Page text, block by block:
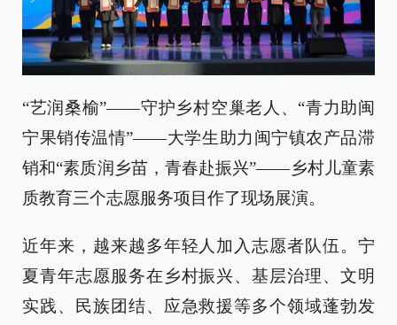
“艺润桑榆”——守护乡村空巢老人、“青力助闽
宁果销传温情”——大学生助力闽宁镇农产品滞
销和“素质润乡苗，青春赴振兴”——乡村儿童素
质教育三个志愿服务项目作了现场展演。
近年来，越来越多年轻人加入志愿者队伍。宁
夏青年志愿服务在乡村振兴、基层治理、文明
实践、民族团结、应急救援等多个领域蓬勃发